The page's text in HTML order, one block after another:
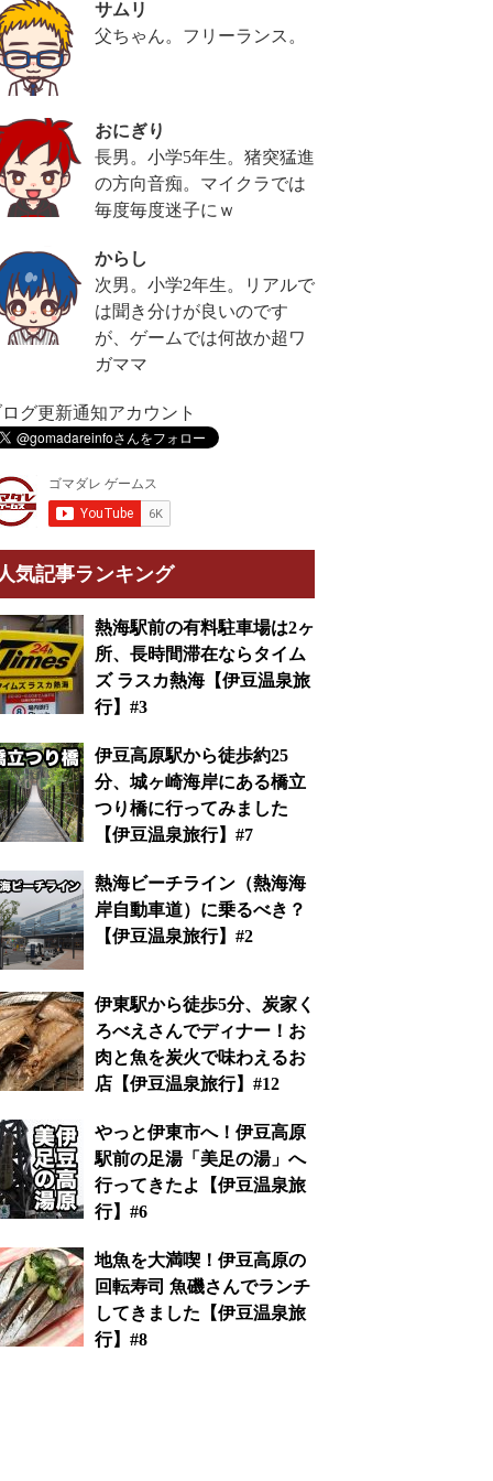
サムリ
父ちゃん。フリーランス。
おにぎり
長男。小学5年生。猪突猛進
の方向音痴。マイクラでは
毎度毎度迷子にｗ
からし
次男。小学2年生。リアルで
は聞き分けが良いのです
が、ゲームでは何故か超ワ
ガママ
グ更新通知アカウント
気記事ランキング
熱海駅前の有料駐車場は2ヶ
所、長時間滞在ならタイム
ズ ラスカ熱海【伊豆温泉旅
行】#3
伊豆高原駅から徒歩約25
分、城ヶ崎海岸にある橋立
つり橋に行ってみました
【伊豆温泉旅行】#7
熱海ビーチライン（熱海海
岸自動車道）に乗るべき？
【伊豆温泉旅行】#2
伊東駅から徒歩5分、炭家く
ろべえさんでディナー！お
肉と魚を炭火で味わえるお
店【伊豆温泉旅行】#12
やっと伊東市へ！伊豆高原
駅前の足湯「美足の湯」へ
行ってきたよ【伊豆温泉旅
行】#6
地魚を大満喫！伊豆高原の
回転寿司 魚磯さんでランチ
してきました【伊豆温泉旅
行】#8